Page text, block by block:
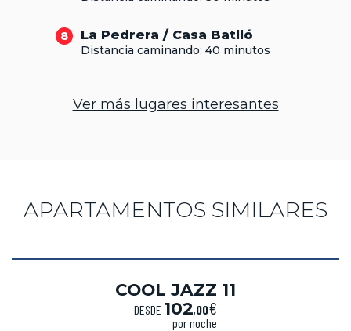
8 La Pedrera / Casa Batlló
Distancia caminando: 40 minutos
Ver más lugares interesantes
APARTAMENTOS SIMILARES
COOL JAZZ 11
DESDE 102,00€
por noche